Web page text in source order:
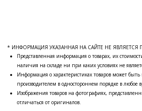
* ИНФОРМАЦИЯ УКАЗАННАЯ НА САЙТЕ НЕ
Представленная информация о товарах, их
наличия на складе ни при каких условиях не
Информация о характеристиках товаров может
производителем в одностороннем порядке в любое
Изображения товаров на фотографиях,
отличаться от оригиналов.